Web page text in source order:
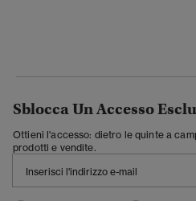
Sblocca Un Accesso
Ottieni l'accesso: dietro le quinte a
prodotti e vendite.